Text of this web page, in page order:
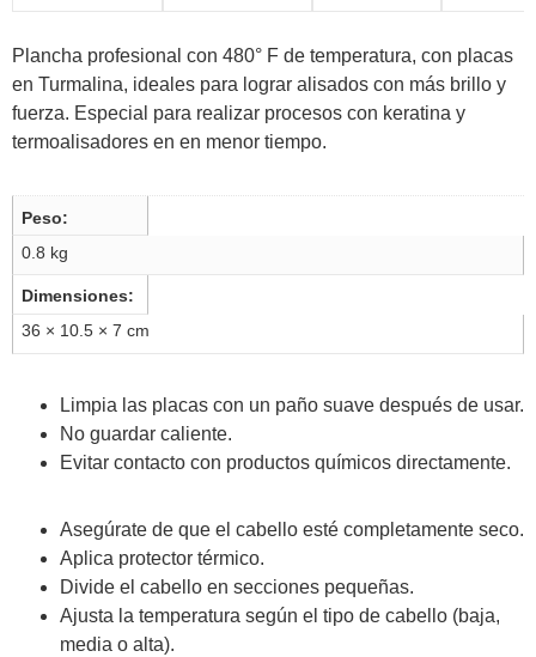
Plancha profesional con 480° F de temperatura, con placas
en Turmalina, ideales para lograr alisados con más brillo y
fuerza. Especial para realizar procesos con keratina y
termoalisadores en en menor tiempo.
Peso
0.8 kg
Dimensiones
36 × 10.5 × 7 cm
Limpia las placas con un paño suave después de usar.
No guardar caliente.
Evitar contacto con productos químicos directamente.
Asegúrate de que el cabello esté completamente seco.
Aplica protector térmico.
Divide el cabello en secciones pequeñas.
Ajusta la temperatura según el tipo de cabello (baja,
media o alta).